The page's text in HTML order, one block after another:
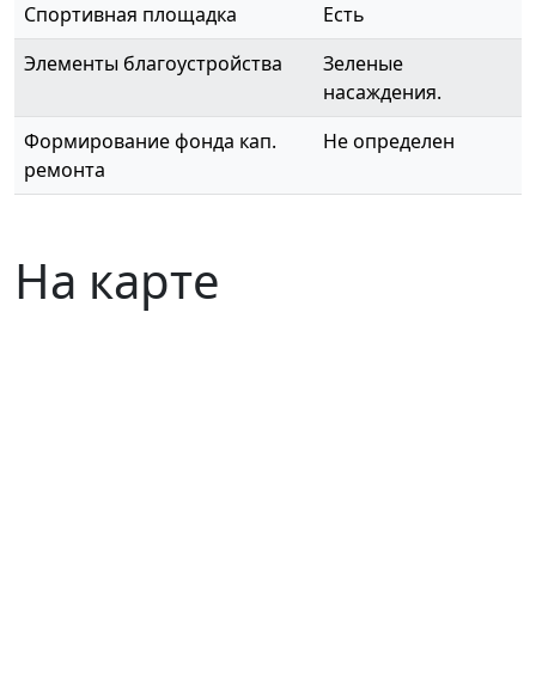
Спортивная площадка
Есть
Элементы благоустройства
Зеленые
насаждения.
Формирование фонда кап.
ремонта
Не определен
На карте